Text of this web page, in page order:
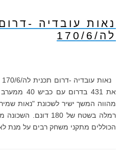
t
e
נאות עובדיה -
לה/170/6
את 431
מהווה המשך ישיר לשכונת "נאות
רמלה בשטח של 180
הכוללים מתקני משחק רבים על מנת